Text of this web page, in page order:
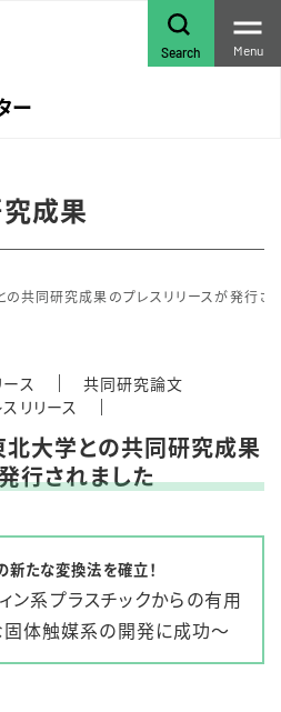
ー
Search Menu
成果
共同研究成果のプレスリリースが発行さ
ス
共同研究論文
リリース
大学との共同研究成果
行されました
新たな変換法を確立！
ン系プラスチックからの有用
体触媒系の開発に成功～